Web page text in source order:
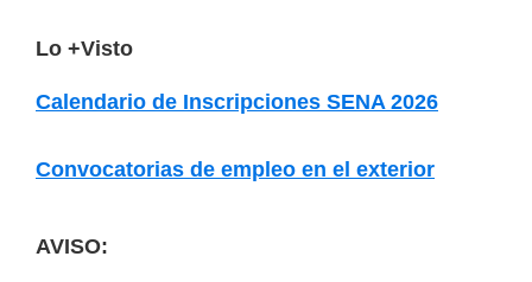
d
a
o
Lo +Visto
Calendario de Inscripciones SENA 2026
Convocatorias de empleo en el exterior
AVISO: